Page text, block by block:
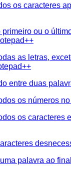
os caracteres
ou o
as letras,
entre duas
os números
os caracteres
palavra ao